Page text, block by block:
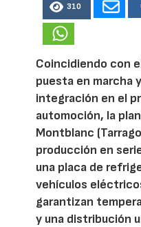
310
Coincidiendo con
puesta en marcha
integración en el
automoción, la
Montblanc
producción en
una placa de
vehículos
garantizan
y una distribución